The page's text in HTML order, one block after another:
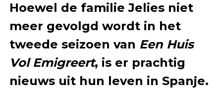
Hoewel de familie Jelies niet
meer gevolgd wordt in het
tweede seizoen van Een Huis
Vol Emigreert, is er prachtig
nieuws uit hun leven in Spanje.